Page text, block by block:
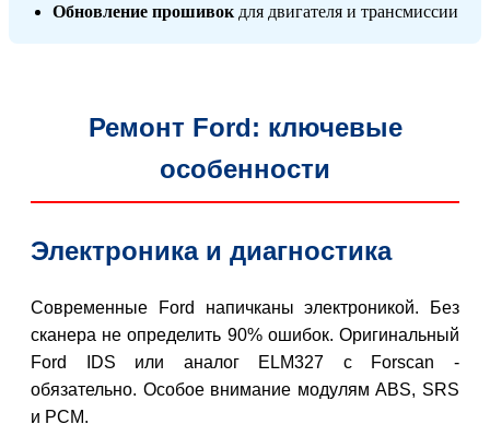
Обновление прошивок для двигателя и трансмиссии
Ремонт Ford: ключевые
особенности
Электроника и диагностика
Современные Ford напичканы электроникой. Без
сканера не определить 90% ошибок. Оригинальный
Ford IDS или аналог ELM327 с Forscan -
обязательно. Особое внимание модулям ABS, SRS
и PCM.